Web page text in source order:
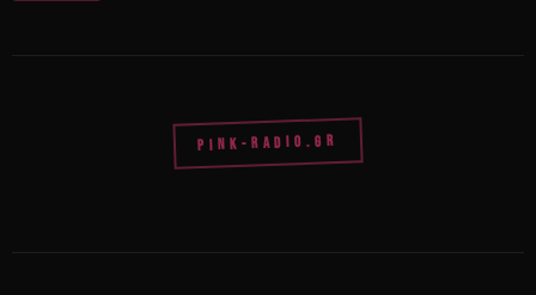
PINK-RADIO.GR